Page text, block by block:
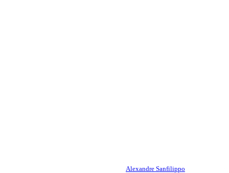
Alexandre Sanfilippo